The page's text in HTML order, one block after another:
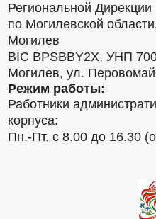
Региональной
по Могилевской
Могилев
BIC BPSBBY2X, УНП
Могилев, ул.
Режим работы:
Работники
корпуса:
Пн.-Пт. с 8.00 до 16.30